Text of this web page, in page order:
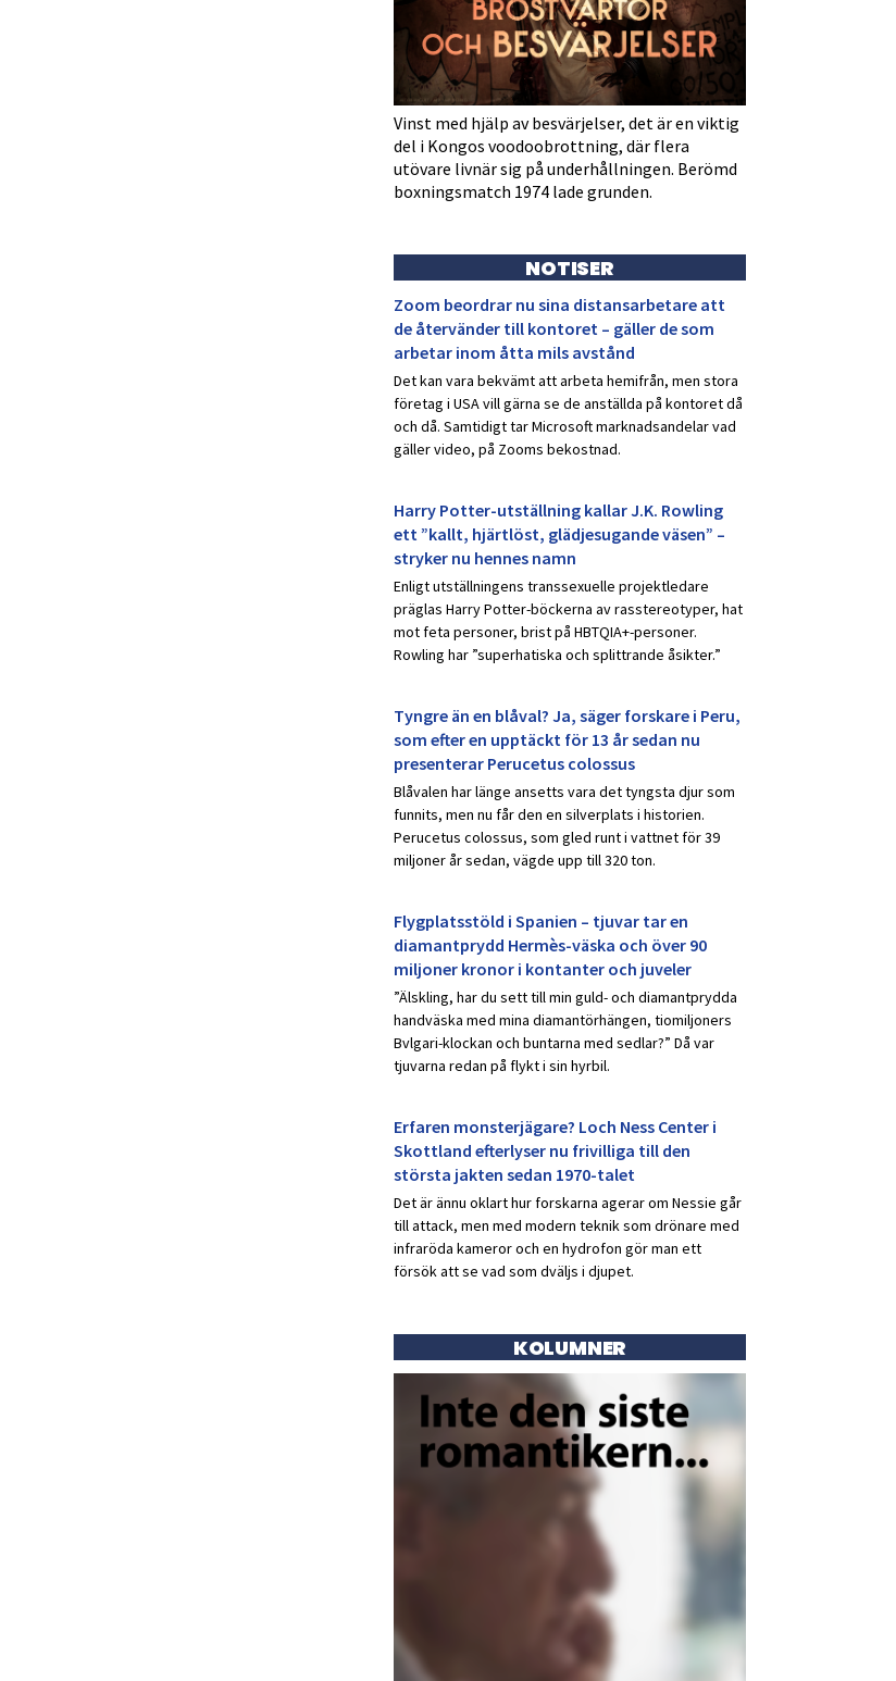
Vinst med hjälp av besvärjelser, det är en viktig
del i Kongos voodoobrottning, där flera
utövare livnär sig på underhållningen. Berömd
boxningsmatch 1974 lade grunden.
NOTISER
Zoom beordrar nu sina distansarbetare att
de återvänder till kontoret – gäller de som
arbetar inom åtta mils avstånd
Det kan vara bekvämt att arbeta hemifrån, men stora
företag i USA vill gärna se de anställda på kontoret då
och då. Samtidigt tar Microsoft marknadsandelar vad
gäller video, på Zooms bekostnad.
Harry Potter-utställning kallar J.K. Rowling
ett ”kallt, hjärtlöst, glädjesugande väsen” –
stryker nu hennes namn
Enligt utställningens transsexuelle projektledare
präglas Harry Potter-böckerna av rasstereotyper, hat
mot feta personer, brist på HBTQIA+-personer.
Rowling har ”superhatiska och splittrande åsikter.”
Tyngre än en blåval? Ja, säger forskare i Peru,
som efter en upptäckt för 13 år sedan nu
presenterar Perucetus colossus
Blåvalen har länge ansetts vara det tyngsta djur som
funnits, men nu får den en silverplats i historien.
Perucetus colossus, som gled runt i vattnet för 39
miljoner år sedan, vägde upp till 320 ton.
Flygplatsstöld i Spanien – tjuvar tar en
diamantprydd Hermès-väska och över 90
miljoner kronor i kontanter och juveler
”Älskling, har du sett till min guld- och diamantprydda
handväska med mina diamantörhängen, tiomiljoners
Bvlgari-klockan och buntarna med sedlar?” Då var
tjuvarna redan på flykt i sin hyrbil.
Erfaren monsterjägare? Loch Ness Center i
Skottland efterlyser nu frivilliga till den
största jakten sedan 1970-talet
Det är ännu oklart hur forskarna agerar om Nessie går
till attack, men med modern teknik som drönare med
infraröda kameror och en hydrofon gör man ett
försök att se vad som dväljs i djupet.
KOLUMNER